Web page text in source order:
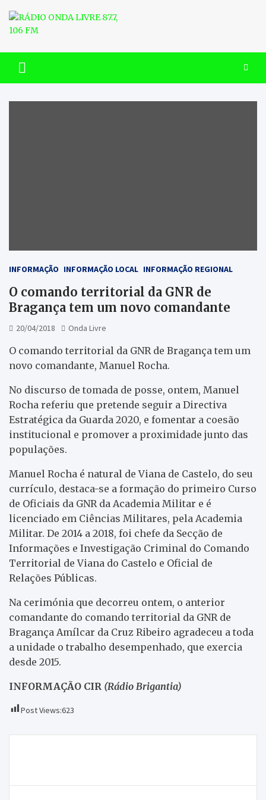
content
RÁDIO ONDA LIVRE 87.7, 106
FM
INFORMAÇÃO INFORMAÇÃO LOCAL INFORMAÇÃO REGIONAL
O comando territorial da GNR de
Bragança tem um novo comandante
20/04/2018 Onda Livre
O comando territorial da GNR de Bragança tem um
novo comandante, Manuel Rocha.
No discurso de tomada de posse, ontem, Manuel
Rocha referiu que pretende seguir a Directiva
Estratégica da Guarda 2020, e fomentar a coesão
institucional e promover a proximidade junto das
populações.
Manuel Rocha é natural de Viana de Castelo, do seu
currículo, destaca-se a formação do primeiro Curso
de Oficiais da GNR da Academia Militar e é
licenciado em Ciências Militares, pela Academia
Militar. De 2014 a 2018, foi chefe da Secção de
Informações e Investigação Criminal do Comando
Territorial de Viana do Castelo e Oficial de
Relações Públicas.
Na cerimónia que decorreu ontem, o anterior
comandante do comando territorial da GNR de
Bragança Amílcar da Cruz Ribeiro agradeceu a toda
a unidade o trabalho desempenhado, que exercia
desde 2015.
INFORMAÇÃO CIR (Rádio Brigantia)
Post Views:623
artigos